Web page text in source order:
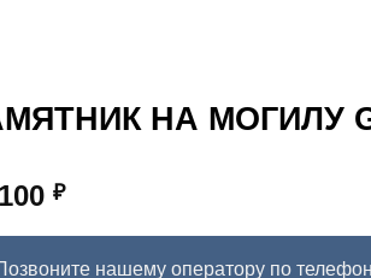
НА МОГИЛУ
₽
нашему оператору по